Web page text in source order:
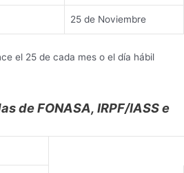
25 de Noviembre
el 25 de cada mes o el día hábil
de FONASA, IRPF/IASS e